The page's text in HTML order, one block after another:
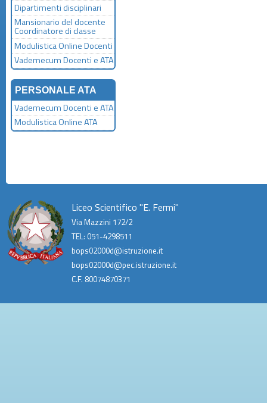
Dipartimenti disciplinari
Mansionario del docente
Coordinatore di classe
Modulistica Online Docenti
Vademecum Docenti e ATA
PERSONALE ATA
Vademecum Docenti e ATA
Modulistica Online ATA
Liceo Scientifico "E. Fermi"
Via Mazzini 172/2
TEL: 051-4298511
bops02000d@istruzione.it
bops02000d@pec.istruzione.it
C.F. 80074870371